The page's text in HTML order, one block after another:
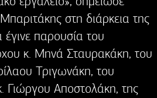
στη διάρκεια της
παρουσία του
κ. Μηνά Σταυρακάκη, του
Τριγωνάκη, του
Γιώργου Αποστολάκη, της